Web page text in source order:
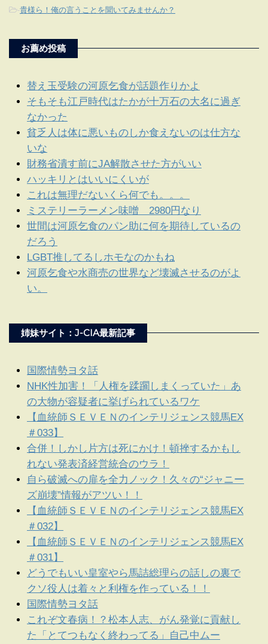
-貴様ら！俺の言うことを聞いてみませんか？
お薦め投稿
替え玉受験の河原乞食が話題作りかよ
そもそも江戸時代はたかが十万石の大名に過ぎ
なかった
貧乏人は体に悪いものしか食えないのは仕方な
いな
財務省潰す前にJA解散させた方がいい
ハッキリとはいいにくいが
これは無理だないくら何でも。。。
ミステリーラーメン味噌 2980円なり
世間は河原乞食のパン助に何を期待しているの
だろう
LGBT推してるしホモなのかもね
河原乞食や水商売の世界など壊滅させるのがよ
い。
姉妹サイト：J-CIA最新記事
国際情勢ヨタ話
NHK性加害！「人権を蹂躙しまくっていた」あ
の大物が容疑者に挙げられているワケ
【血統師ＳＥＶＥＮのインテリジェンス競馬EX
＃033】
合併！しかし片方は死にかけ！頓挫するかもし
れない発表済経営統合のウラ！
自ら破滅への扉を全力ノック！久々の“ジャニー
ズ崩壊”情報がアツい！！
【血統師ＳＥＶＥＮのインテリジェンス競馬EX
＃032】
【血統師ＳＥＶＥＮのインテリジェンス競馬EX
＃031】
どうでもいい皇室やら馬詰総理らの話しの裏で
クソ役人は着々と利権を作っている！！
国際情勢ヨタ話
これぞ文春病！？松本人志、がん発覚に貢献し
た「とてつもなく終わってる」自己中ムー